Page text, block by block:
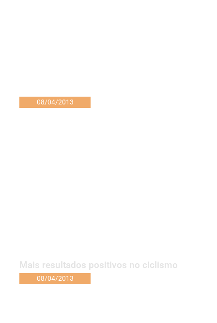
08/04/2013
Mais resultados positivos no ciclismo
08/04/2013